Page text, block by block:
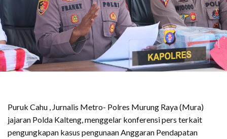
Puruk Cahu , Jurnalis Metro- Polres Murung Raya (Mura)
jajaran Polda Kalteng, menggelar konferensi pers terkait
pengungkapan kasus pengunaan Anggaran Pendapatan